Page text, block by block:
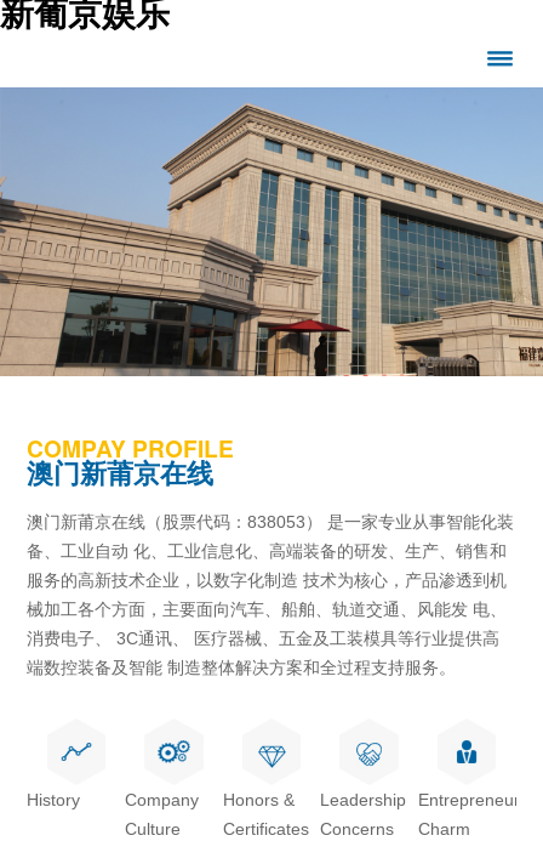
新葡京娱乐
COMPAY PROFILE
澳门新莆京在线
澳门新莆京在线（股票代码：838053） 是一家专业从事智能化装
备、工业自动 化、工业信息化、高端装备的研发、生产、销售和
服务的高新技术企业，以数字化制造 技术为核心，产品渗透到机
械加工各个方面，主要面向汽车、船舶、轨道交通、风能发 电、
消费电子、 3C通讯、 医疗器械、五金及工装模具等行业提供高
端数控装备及智能 制造整体解决方案和全过程支持服务。
History
Company
Culture
Honors &
Certificates
Leadership
Concerns
Entrepreneur
Charm